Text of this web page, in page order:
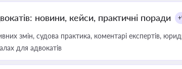
новини, кейси, практичні поради
змін, судова практика, коментарі експертів,
для адвокатів